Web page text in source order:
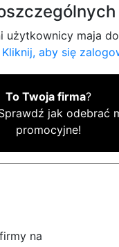
użytkownicy maja
Kliknij, aby się
To Twoja firma?
jak odebrać
promocyjne!
na